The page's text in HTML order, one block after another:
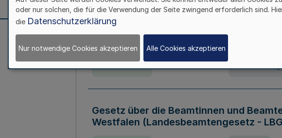
Verordnung über die
Nordrhein-Westfalen
Gesetz über die Beamtinnen und
Westfalen (Landesbeamtengesetz -
oder nur solchen, die für die Verwendung der Seite zwingend erforderlich sind.
die Datenschutzerklärung
Nur notwendige Cookies akzeptieren Alle Cookies akzeptieren